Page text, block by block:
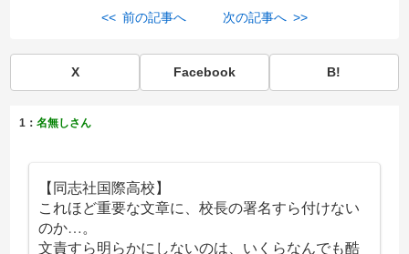
<< 前の記事へ 次の記事へ >>
X Facebook B!
1：名無しさん
【同志社国際高校】
これほど重要な文章に、校長の署名すら付けない
のか…。
文責すら明らかにしないのは、いくらなんでも酷